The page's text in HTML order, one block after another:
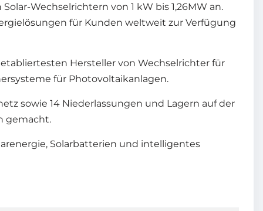
Wechselrichtern von 1 kW bis 1,26MW an.
für Kunden weltweit zur Verfügung
Hersteller von Wechselrichter für
für Photovoltaikanlagen.
sowie 14 Niederlassungen und Lagern auf der
gemacht.
Solarbatterien und intelligentes